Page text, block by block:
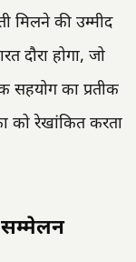
मिलने की उम्मीद
दौरा होगा, जो
सहयोग का प्रतीक
को रेखांकित करता
सम्मेलन